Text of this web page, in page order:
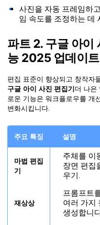
사진을 자동 프레임하
임 속도를 조정하는 데
파트 2. 구글 아이
능 2025 업데이트
편집 표준이 향상되고 창작자
구글 아이 사진 편집기 더 나은
로운 기능은 워크플로우를 개
변화시킵니다.
주요 특징 설명
마법 편집
기
주체를 이
장면 편집
우기.
재상상
프롬프트
여러 가지
생성합니